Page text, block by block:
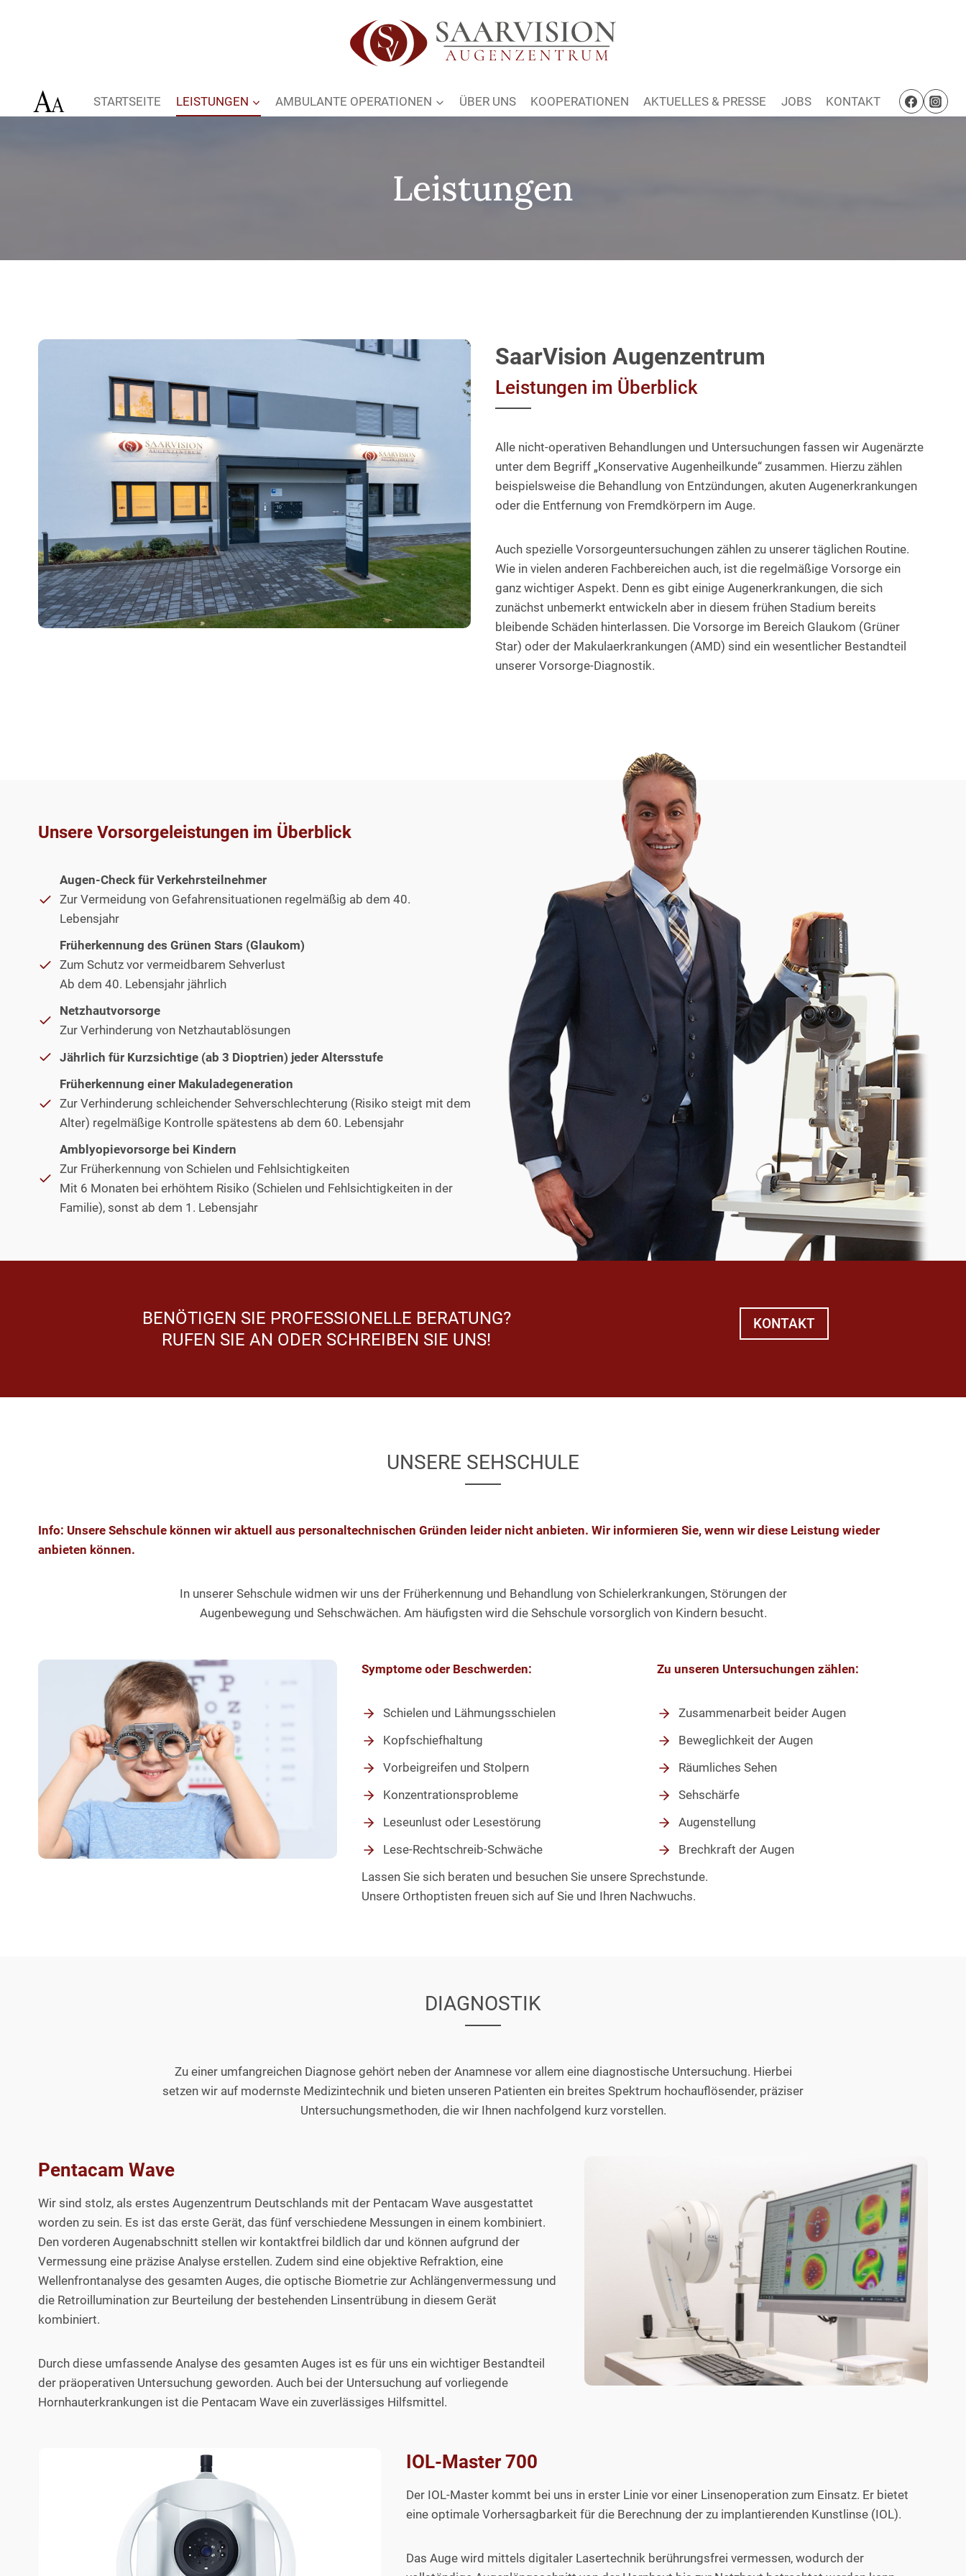
STARTSEITE LEISTUNGEN AMBULANTE OPERATIONEN ÜBER UNS KOOPERATIONEN AKTUELLES & PRESSE JOBS KONTAKT
Leistungen
SaarVision Augenzentrum
Leistungen im Überblick
Alle nicht-operativen Behandlungen und Untersuchungen fassen wir Augenärzte
unter dem Begriff „Konservative Augenheilkunde“ zusammen. Hierzu zählen
beispielsweise die Behandlung von Entzündungen, akuten Augenerkrankungen
oder die Entfernung von Fremdkörpern im Auge.
Auch spezielle Vorsorgeuntersuchungen zählen zu unserer täglichen Routine.
Wie in vielen anderen Fachbereichen auch, ist die regelmäßige Vorsorge ein
ganz wichtiger Aspekt. Denn es gibt einige Augenerkrankungen, die sich
zunächst unbemerkt entwickeln aber in diesem frühen Stadium bereits
bleibende Schäden hinterlassen. Die Vorsorge im Bereich Glaukom (Grüner
Star) oder der Makulaerkrankungen (AMD) sind ein wesentlicher Bestandteil
unserer Vorsorge-Diagnostik.
Unsere Vorsorgeleistungen im Überblick
Augen-Check für Verkehrsteilnehmer
Zur Vermeidung von Gefahrensituationen regelmäßig ab dem 40.
Lebensjahr
Früherkennung des Grünen Stars (Glaukom)
Zum Schutz vor vermeidbarem Sehverlust
Ab dem 40. Lebensjahr jährlich
Netzhautvorsorge
Zur Verhinderung von Netzhautablösungen
Jährlich für Kurzsichtige (ab 3 Dioptrien) jeder Altersstufe
Früherkennung einer Makuladegeneration
Zur Verhinderung schleichender Sehverschlechterung (Risiko steigt mit dem
Alter) regelmäßige Kontrolle spätestens ab dem 60. Lebensjahr
Amblyopievorsorge bei Kindern
Zur Früherkennung von Schielen und Fehlsichtigkeiten
Mit 6 Monaten bei erhöhtem Risiko (Schielen und Fehlsichtigkeiten in der
Familie), sonst ab dem 1. Lebensjahr
BENÖTIGEN SIE PROFESSIONELLE BERATUNG?
RUFEN SIE AN ODER SCHREIBEN SIE UNS!
KONTAKT
UNSERE SEHSCHULE
Info: Unsere Sehschule können wir aktuell aus personaltechnischen Gründen leider nicht anbieten. Wir informieren Sie, wenn wir diese Leistung wieder
anbieten können.
In unserer Sehschule widmen wir uns der Früherkennung und Behandlung von Schielerkrankungen, Störungen der
Augenbewegung und Sehschwächen. Am häufigsten wird die Sehschule vorsorglich von Kindern besucht.
Symptome oder Beschwerden:
Schielen und Lähmungsschielen
Kopfschiefhaltung
Vorbeigreifen und Stolpern
Konzentrationsprobleme
Leseunlust oder Lesestörung
Lese-Rechtschreib-Schwäche
Zu unseren Untersuchungen zählen:
Zusammenarbeit beider Augen
Beweglichkeit der Augen
Räumliches Sehen
Sehschärfe
Augenstellung
Brechkraft der Augen
Lassen Sie sich beraten und besuchen Sie unsere Sprechstunde.
Unsere Orthoptisten freuen sich auf Sie und Ihren Nachwuchs.
DIAGNOSTIK
Zu einer umfangreichen Diagnose gehört neben der Anamnese vor allem eine diagnostische Untersuchung. Hierbei
setzen wir auf modernste Medizintechnik und bieten unseren Patienten ein breites Spektrum hochauflösender, präziser
Untersuchungsmethoden, die wir Ihnen nachfolgend kurz vorstellen.
Pentacam Wave
Wir sind stolz, als erstes Augenzentrum Deutschlands mit der Pentacam Wave ausgestattet
worden zu sein. Es ist das erste Gerät, das fünf verschiedene Messungen in einem kombiniert.
Den vorderen Augenabschnitt stellen wir kontaktfrei bildlich dar und können aufgrund der
Vermessung eine präzise Analyse erstellen. Zudem sind eine objektive Refraktion, eine
Wellenfrontanalyse des gesamten Auges, die optische Biometrie zur Achlängenvermessung und
die Retroillumination zur Beurteilung der bestehenden Linsentrübung in diesem Gerät
kombiniert.
Durch diese umfassende Analyse des gesamten Auges ist es für uns ein wichtiger Bestandteil
der präoperativen Untersuchung geworden. Auch bei der Untersuchung auf vorliegende
Hornhauterkrankungen ist die Pentacam Wave ein zuverlässiges Hilfsmittel.
IOL-Master 700
Der IOL-Master kommt bei uns in erster Linie vor einer Linsenoperation zum Einsatz. Er bietet
eine optimale Vorhersagbarkeit für die Berechnung der zu implantierenden Kunstlinse (IOL).
Das Auge wird mittels digitaler Lasertechnik berührungsfrei vermessen, wodurch der